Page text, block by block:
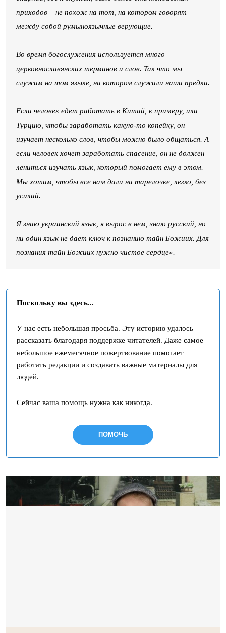
приходов – не похож на тот, на котором говорят
между собой румыноязычные верующие.
Во время богослужения используется много
церковнославянских терминов и слов. Так что мы
служим на том языке, на котором служили наши предки.
Если человек едет работать в Китай, к примеру, или
Турцию, чтобы заработать какую-то копейку, он
изучает несколько слов, чтобы можно было общаться. А
если человек хочет заработать спасение, он не должен
лениться изучать язык, который помогает ему в этом.
Мы хотим, чтобы все нам дали на тарелочке, легко, без
усилий.
Я знаю украинский язык, я вырос в нем, знаю русский, но
ни один язык не дает ключ к познанию тайн Божиих. Для
познания тайн Божиих нужно чистое сердце».
Поскольку вы здесь...
У нас есть небольшая просьба. Эту историю удалось
рассказать благодаря поддержке читателей. Даже самое
небольшое ежемесячное пожертвование помогает
работать редакции и создавать важные материалы для
людей.
Сейчас ваша помощь нужна как никогда.
ПОМОЧЬ